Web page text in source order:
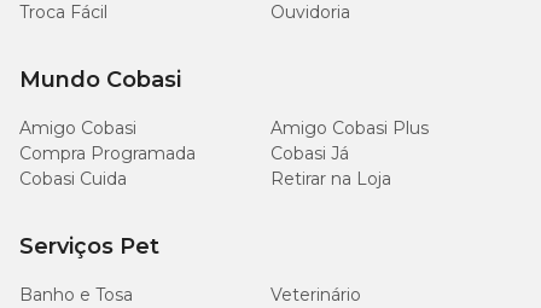
Troca Fácil
Ouvidoria
Mundo Cobasi
Amigo Cobasi
Amigo Cobasi Plus
Compra Programada
Cobasi Já
Cobasi Cuida
Retirar na Loja
Serviços Pet
Banho e Tosa
Veterinário